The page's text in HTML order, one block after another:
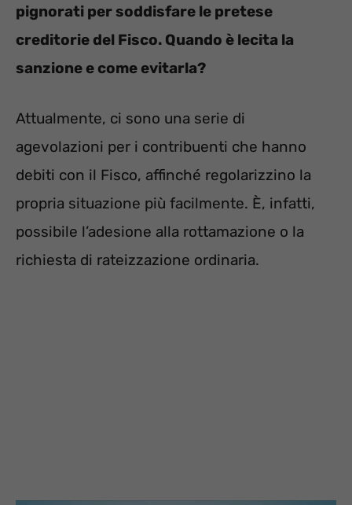
pignorati per soddisfare le pretese
creditorie del Fisco. Quando è lecita la
sanzione e come evitarla?
Attualmente, ci sono una serie di
agevolazioni per i contribuenti che hanno
debiti con il Fisco, affinché regolarizzino la
propria situazione più facilmente. È, infatti,
possibile l’adesione alla rottamazione o la
richiesta di rateizzazione ordinaria.